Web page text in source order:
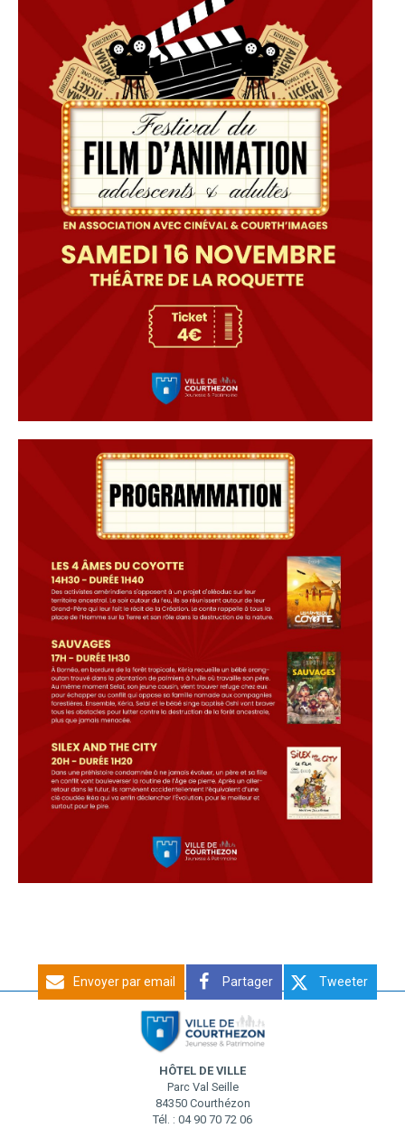
Envoyer par email Partager Tweeter
HÔTEL DE VILLE
Parc Val Seille
84350 Courthézon
Tél. : 04 90 70 72 06